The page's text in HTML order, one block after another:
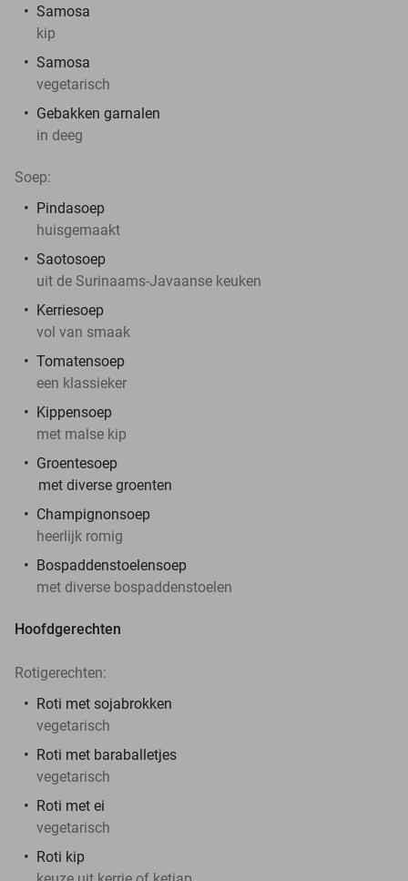
Samosa
kip
Samosa
vegetarisch
Gebakken garnalen
in deeg
Soep:
Pindasoep
huisgemaakt
Saotosoep
uit de Surinaams-Javaanse keuken
Kerriesoep
vol van smaak
Tomatensoep
een klassieker
Kippensoep
met malse kip
Groentesoep
met diverse groenten
Champignonsoep
heerlijk romig
Bospaddenstoelensoep
met diverse bospaddenstoelen
Hoofdgerechten
Rotigerechten:
Roti met sojabrokken
vegetarisch
Roti met baraballetjes
vegetarisch
Roti met ei
vegetarisch
Roti kip